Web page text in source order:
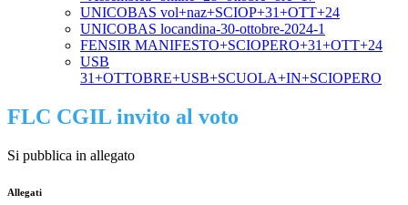
UNICOBAS vol+naz+SCIOP+31+OTT+24
UNICOBAS locandina-30-ottobre-2024-1
FENSIR MANIFESTO+SCIOPERO+31+OTT+24
USB
31+OTTOBRE+USB+SCUOLA+IN+SCIOPERO
FLC CGIL invito al voto
Si pubblica in allegato
Allegati